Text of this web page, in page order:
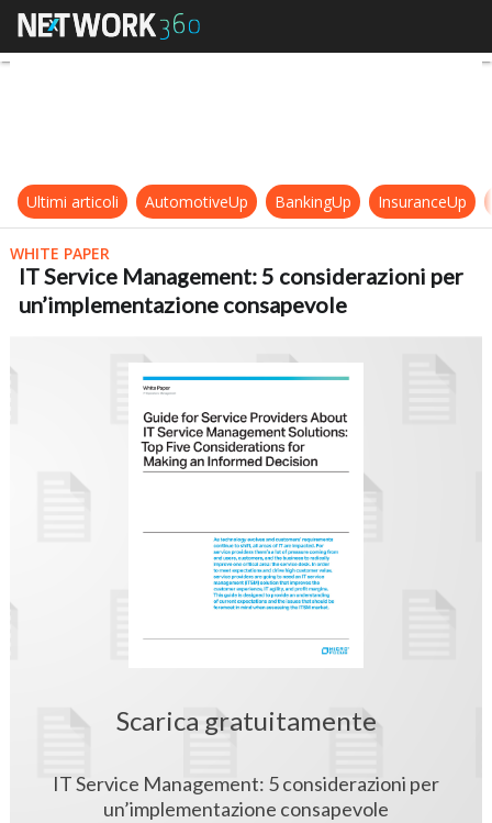
IT Service Management: 5
Ultimi articoli AutomotiveUp BankingUp InsuranceUp
WHITE PAPER
IT Service Management: 5 considerazioni per
un’implementazione consapevole
Scarica gratuitamente
IT Service Management: 5 considerazioni per
un’implementazione consapevole